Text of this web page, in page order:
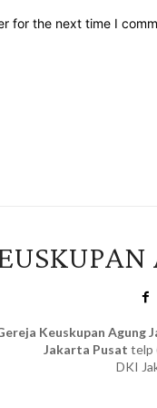
for the next time I
Keuskupan Agung
Jakarta Pusat telp
DKI